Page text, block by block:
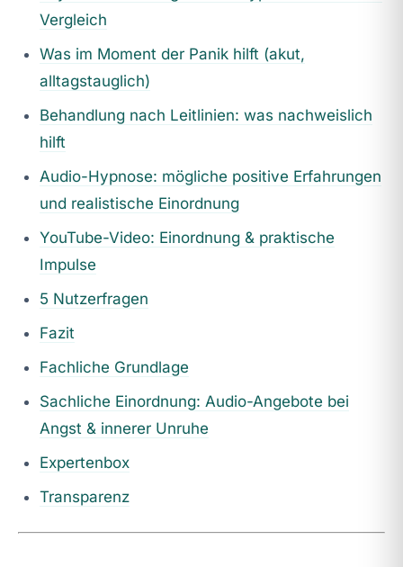
Vergleich
Was im Moment der Panik hilft (akut,
alltagstauglich)
Behandlung nach Leitlinien: was nachweislich
hilft
Audio-Hypnose: mögliche positive Erfahrungen
und realistische Einordnung
YouTube-Video: Einordnung & praktische
Impulse
5 Nutzerfragen
Fazit
Fachliche Grundlage
Sachliche Einordnung: Audio-Angebote bei
Angst & innerer Unruhe
Expertenbox
Transparenz